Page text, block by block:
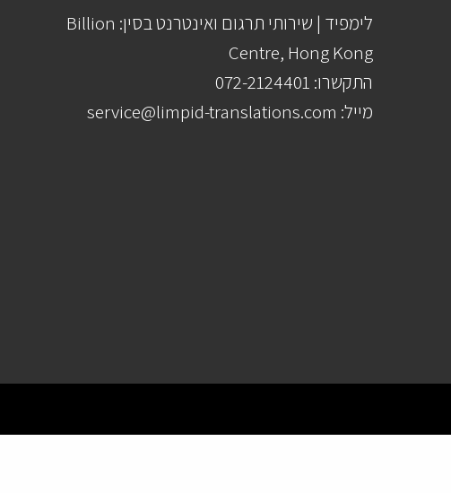
לימפיד | שירותי תרגום ואינטרנט בסין: Billion
Centre, Hong Kong
התקשרו: 072-2124401
מייל: service@limpid-translations.com